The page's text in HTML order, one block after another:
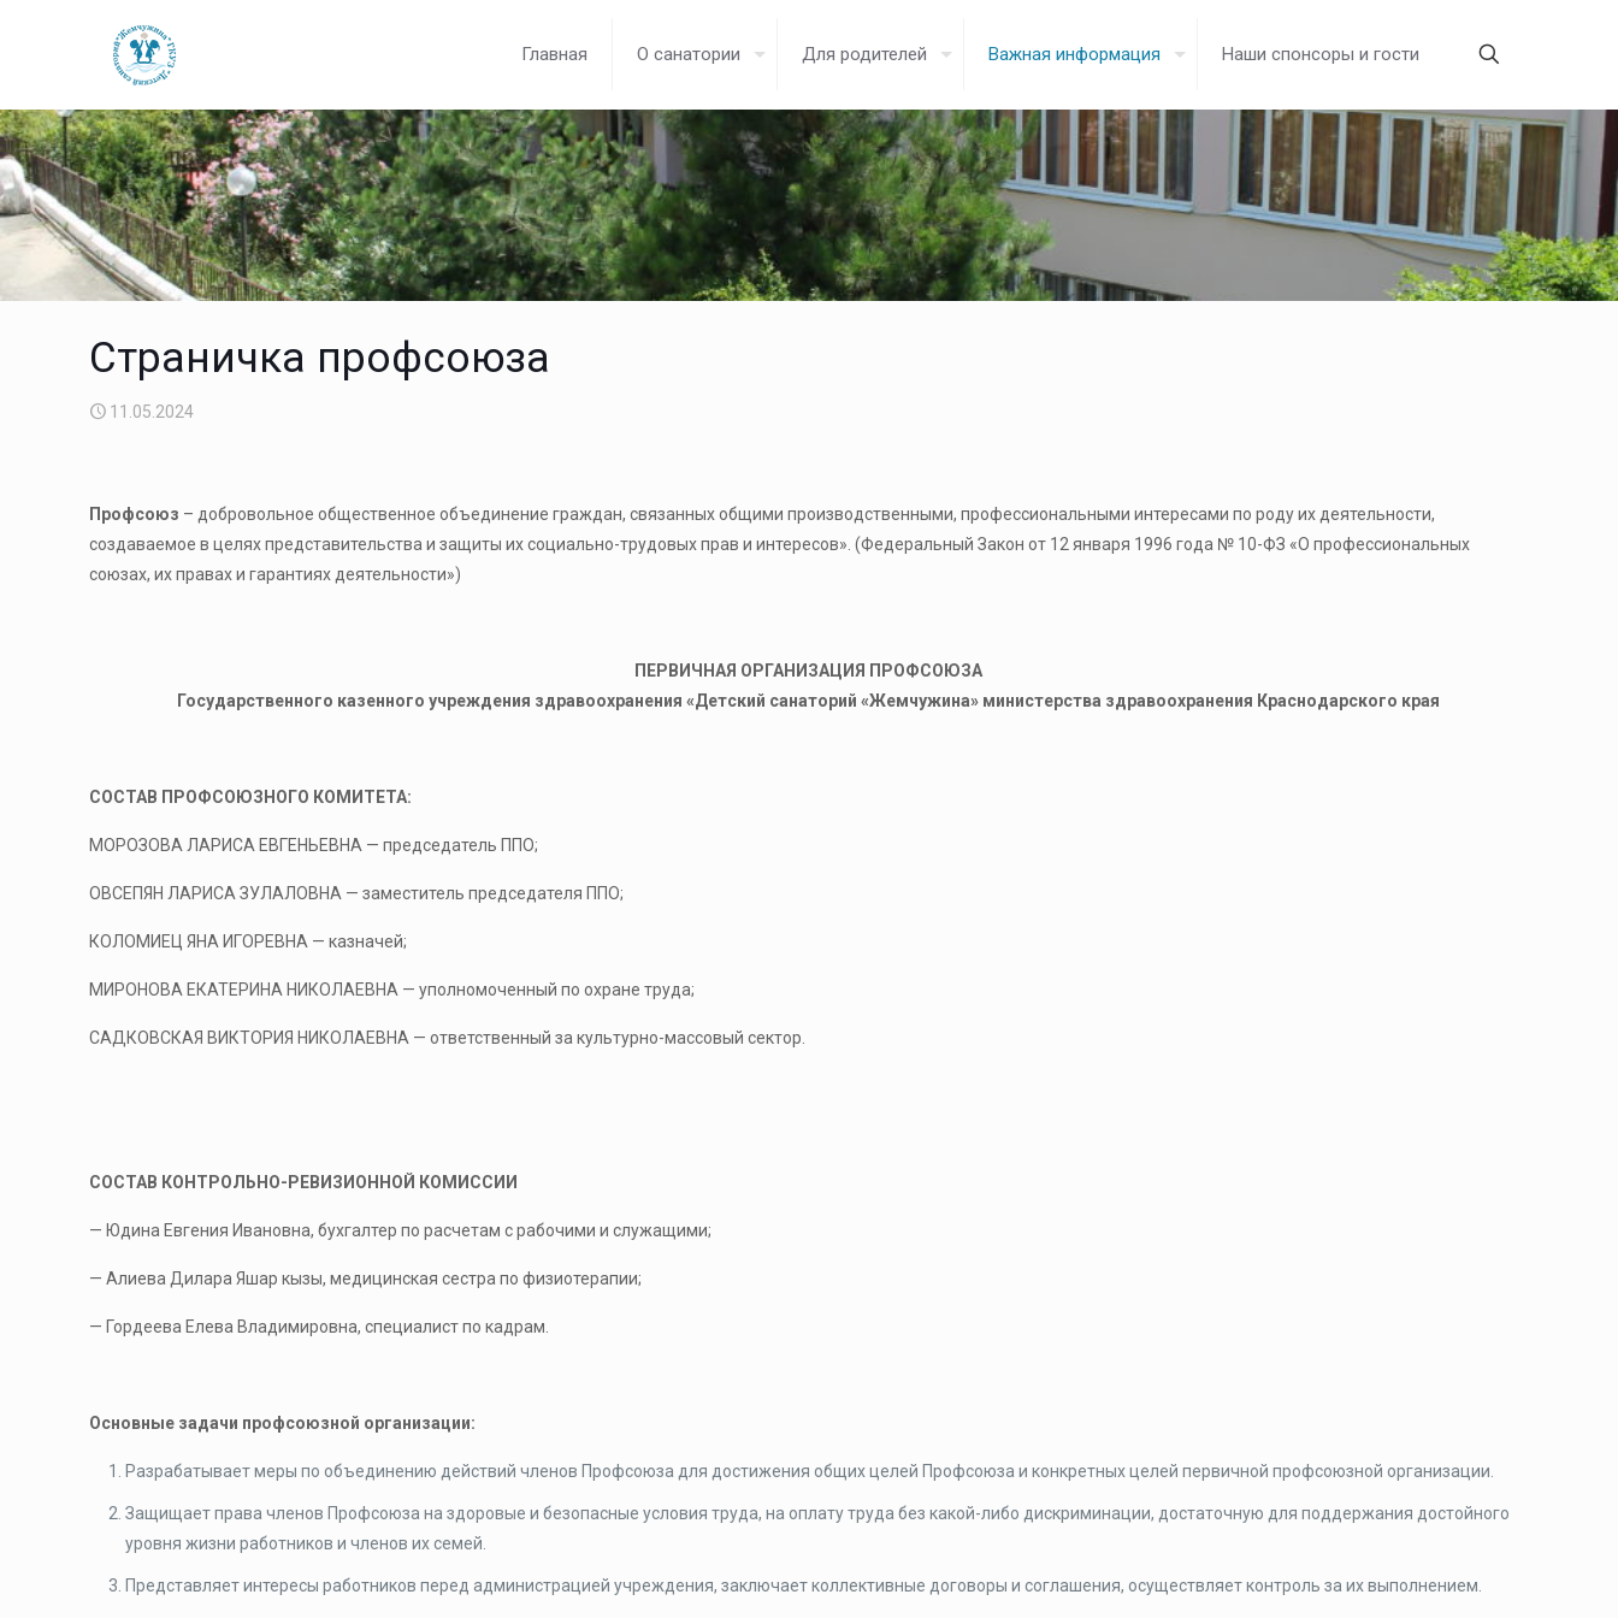
Главная О санатории Для родителей Важная информация Наши спонсоры и гости
Страничка профсоюза
11.05.2024
Профсоюз – добровольное общественное объединение граждан, связанных общими производственными, профессиональными интересами по роду их деятельности,
создаваемое в целях представительства и защиты их социально-трудовых прав и интересов». (Федеральный Закон от 12 января 1996 года № 10-ФЗ «О профессиональных
союзах, их правах и гарантиях деятельности»)
ПЕРВИЧНАЯ ОРГАНИЗАЦИЯ ПРОФСОЮЗА
Государственного казенного учреждения здравоохранения «Детский санаторий «Жемчужина» министерства здравоохранения Краснодарского края
СОСТАВ ПРОФСОЮЗНОГО КОМИТЕТА:
МОРОЗОВА ЛАРИСА ЕВГЕНЬЕВНА — председатель ППО;
ОВСЕПЯН ЛАРИСА ЗУЛАЛОВНА — заместитель председателя ППО;
КОЛОМИЕЦ ЯНА ИГОРЕВНА — казначей;
МИРОНОВА ЕКАТЕРИНА НИКОЛАЕВНА — уполномоченный по охране труда;
САДКОВСКАЯ ВИКТОРИЯ НИКОЛАЕВНА — ответственный за культурно-массовый сектор.
СОСТАВ КОНТРОЛЬНО-РЕВИЗИОННОЙ КОМИССИИ
— Юдина Евгения Ивановна, бухгалтер по расчетам с рабочими и служащими;
— Алиева Дилара Яшар кызы, медицинская сестра по физиотерапии;
— Гордеева Елева Владимировна, специалист по кадрам.
Основные задачи профсоюзной организации:
Разрабатывает меры по объединению действий членов Профсоюза для достижения общих целей Профсоюза и конкретных целей первичной профсоюзной организации.
Защищает права членов Профсоюза на здоровые и безопасные условия труда, на оплату труда без какой-либо дискриминации, достаточную для поддержания достойного
уровня жизни работников и членов их семей.
Представляет интересы работников перед администрацией учреждения, заключает коллективные договоры и соглашения, осуществляет контроль за их выполнением.